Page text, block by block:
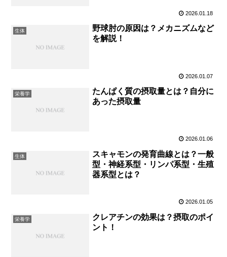
2026.01.18
生体
野球肘の原因は？メカニズムなど
を解説！
2026.01.07
栄養学
たんぱく質の摂取量とは？自分に
あった摂取量
2026.01.06
生体
スキャモンの発育曲線とは？一般
型・神経系型・リンパ系型・生殖
器系型とは？
2026.01.05
栄養学
クレアチンの効果は？摂取のポイ
ント！